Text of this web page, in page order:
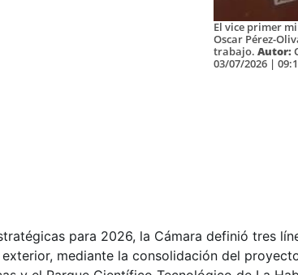
El vice primer
Oscar Pérez-
trabajo. Autor:
03/07/2026 |
para 2026, la Cámara definió tres
mediante la consolidación del